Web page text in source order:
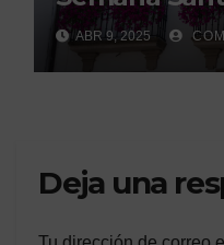
legales de
Española de
ABR 9, 2025
Deja una